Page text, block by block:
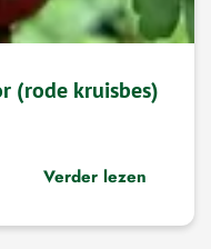
(rode kruisbes)
Verder lezen